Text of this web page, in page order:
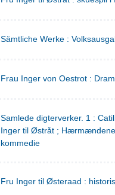
Sämtliche Werke :
Frau Inger von Oestrot :
Samlede digterverker. 1 :
Inger til Østråt ;
kommedie
Fru Inger til Østeraad :